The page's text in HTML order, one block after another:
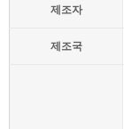
제조자
제조국